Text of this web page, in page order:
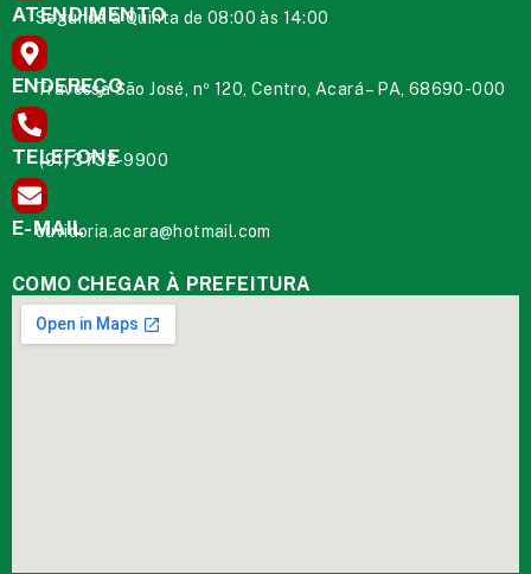
ATENDIMENTO
Segunda à Quinta de 08:00 às 14:00
ENDEREÇO
Travessa São José, nº 120, Centro, Acará – PA, 68690-000
TELEFONE
(91) 3732-9900
E-MAIL
ouvidoria.acara@hotmail.com
COMO CHEGAR À PREFEITURA